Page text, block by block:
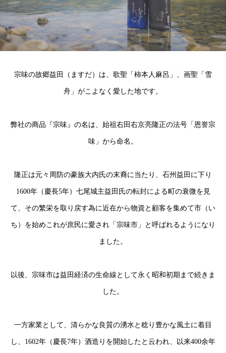
宗味の故郷益田（ますだ）は、歌聖「柿本人麻呂」、画聖「雪
舟」がこよなく愛した地です。
弊社の商品『宗味』の名は、始祖右田右京亮隆正の法号「恩誉宗
味」から命名。
隆正は元々周防の豪族大内氏の末裔に当たり、石州益田に下り
1600年（慶長5年）七尾城主益田氏の転封による町の衰微を見
て、その繁栄を取り戻す為に近在から物資と顧客を集めて市（い
ち）を始めこれが庶民に愛され「宗味市」と呼ばれるようになり
ました。
以後、宗味市は益田経済の生命線として永く昭和初期まで続きま
した。
一方家業として、清らかな良質の湧水と稔り豊かな風土に着目
し、1602年（慶長7年）酒造りを開始したと云われ、以来400余年